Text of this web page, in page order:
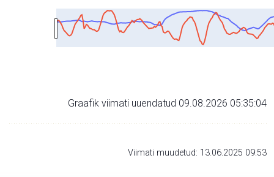
Graafik viimati uuendatud 09.08.2026 05:35:04
Viimati muudetud: 13.06.2025 09:53